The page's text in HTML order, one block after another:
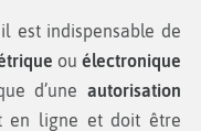
ouélectronique
d’une autorisation
en ligne et doit être